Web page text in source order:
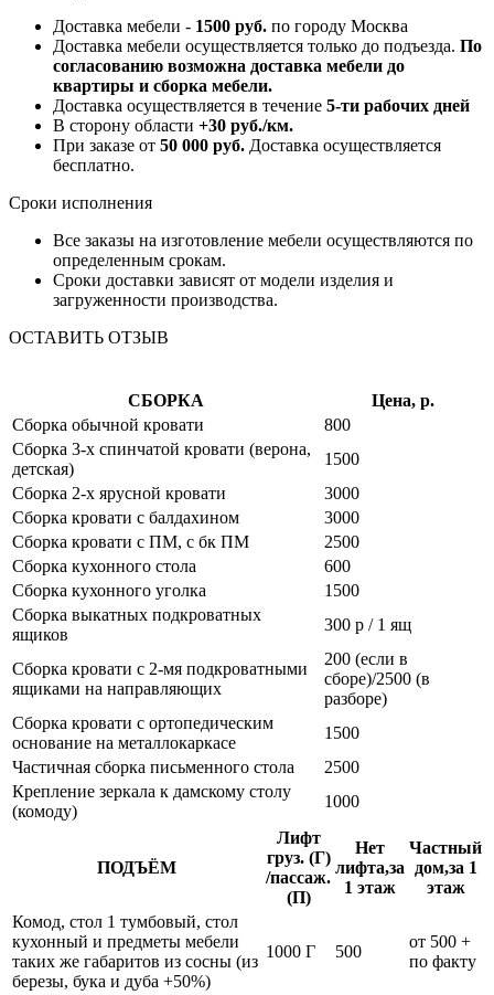
Доставка мебели - 1500 руб. по городу Москва
Доставка мебели осуществляется только до подъезда. По
согласованию возможна доставка мебели до
квартиры и сборка мебели.
Доставка осуществляется в течение 5-ти рабочих дней
В сторону области +30 руб./км.
При заказе от 50 000 руб. Доставка осуществляется
бесплатно.
Сроки исполнения
Все заказы на изготовление мебели осуществляются по
определенным срокам.
Сроки доставки зависят от модели изделия и
загруженности производства.
ОСТАВИТЬ ОТЗЫВ
СБОРКА
Цена, р.
Сборка обычной кровати
800
Сборка 3-х спинчатой кровати (верона,
детская)
1500
Сборка 2-х ярусной кровати
3000
Сборка кровати с балдахином
3000
Сборка кровати с ПМ, с бк ПМ
2500
Сборка кухонного стола
600
Сборка кухонного уголка
1500
Сборка выкатных подкроватных
ящиков
300 р / 1 ящ
Сборка кровати с 2-мя подкроватными
ящиками на направляющих
200 (если в
сборе)/2500 (в
разборе)
Сборка кровати с ортопедическим
основание на металлокаркасе
1500
Частичная сборка письменного стола
2500
Крепление зеркала к дамскому столу
(комоду)
1000
ПОДЪЁМ
Лифт
груз. (Г)
/пассаж.
(П)
Нет
лифта,за
1 этаж
Частный
дом,за 1
этаж
Комод, стол 1 тумбовый, стол
кухонный и предметы мебели
таких же габаритов из сосны (из
березы, бука и дуба +50%)
1000 Г 500
от 500 +
по факту